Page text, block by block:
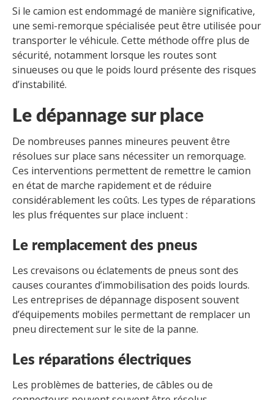
Si le camion est endommagé de manière significative,
une semi-remorque spécialisée peut être utilisée pour
transporter le véhicule. Cette méthode offre plus de
sécurité, notamment lorsque les routes sont
sinueuses ou que le poids lourd présente des risques
d’instabilité.
Le dépannage sur place
De nombreuses pannes mineures peuvent être
résolues sur place sans nécessiter un remorquage.
Ces interventions permettent de remettre le camion
en état de marche rapidement et de réduire
considérablement les coûts. Les types de réparations
les plus fréquentes sur place incluent :
Le remplacement des pneus
Les crevaisons ou éclatements de pneus sont des
causes courantes d’immobilisation des poids lourds.
Les entreprises de dépannage disposent souvent
d’équipements mobiles permettant de remplacer un
pneu directement sur le site de la panne.
Les réparations électriques
Les problèmes de batteries, de câbles ou de